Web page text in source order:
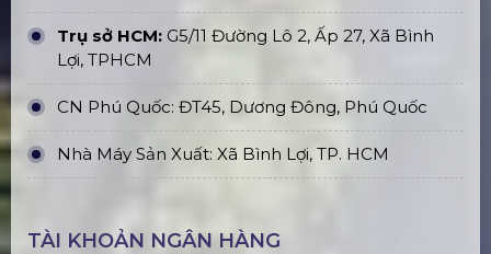
Trụ sở HCM: G5/11 Đường Lô 2, Ấp 27, Xã Bình
Lợi, TPHCM
CN Phú Quốc: ĐT45, Dương Đông, Phú Quốc
Nhà Máy Sản Xuất: Xã Bình Lợi, TP. HCM
TÀI KHOẢN NGÂN HÀNG